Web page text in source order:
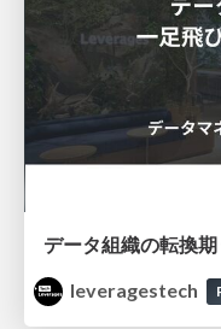
データ組織の転換
leveragestech